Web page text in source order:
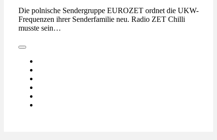
Die polnische Sendergruppe EUROZET ordnet die UKW-
Frequenzen ihrer Senderfamilie neu. Radio ZET Chilli
musste sein…